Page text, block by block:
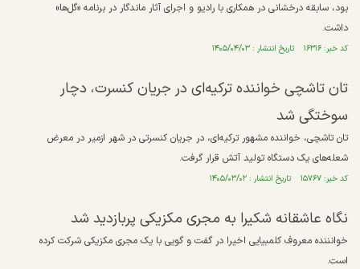
بود، سابقه درخشانی در همکاری با رادیو و اجرای آثار ماندگار در برنامه «گل‌ها»
داشت.
کد خبر: ۱۶۳۱۶ تاریخ انتشار : ۱۴۰۵/۰۴/۰۳
تان تاشچی خواننده ترکیه‌ای در جریان کنسرت، دچار
سوختگی شد
تان تاشچی، خواننده مشهور ترکیه‌ای، در جریان کنسرتی در شهر ازمیر در معرض
شعله‌های یک دستگاه تولید آتش قرار گرفت.
کد خبر: ۱۵۷۶۷ تاریخ انتشار : ۱۴۰۵/۰۳/۰۲
نگاه عاشقانه شکیرا به مجری مکزیکی پربازدید شد
خوانننده معروف کلمبیایی اخیرا در گفت و گویی با یک مجری مکزیکی شرکت کرده
است.